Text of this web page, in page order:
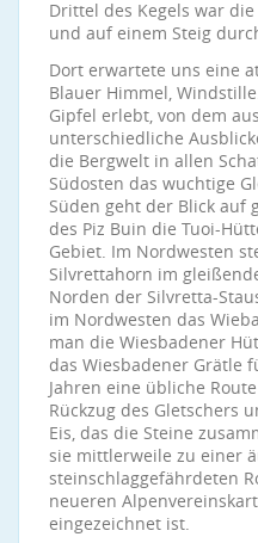
Drittel des Kegels war
und auf einem Steig
Dort erwartete uns eine
Blauer Himmel,
Gipfel erlebt, von dem
unterschiedliche
die Bergwelt in allen
Südosten das wuchtige
Süden geht der Blick auf
des Piz Buin die Tuoi-
Gebiet. Im Nordwesten
Silvrettahorn im
Norden der Silvretta-
im Nordwesten das
man die Wiesbadener
das Wiesbadener Grätle
Jahren eine übliche
Rückzug des Gletschers
Eis, das die Steine
sie mittlerweile zu einer
steinschlaggefährdeten
neueren
eingezeichnet ist.